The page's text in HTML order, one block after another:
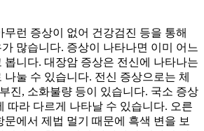
런 증상이 없어 건강검진 등을 통해
많습니다. 증상이 나타나면 이미 어느
봅니다. 대장암 증상은 전신에 나타나는
눌 수 있습니다. 전신 증상으로는 체
진, 소화불량 등이 있습니다. 국소 증상
따라 다르게 나타날 수 있습니다. 오른
문에서 제법 멀기 때문에 흑색 변을 보